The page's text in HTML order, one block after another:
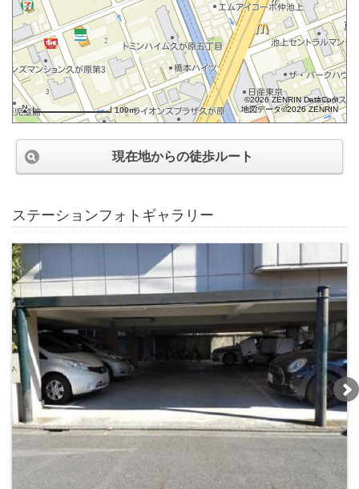
100m
©2026 ZENRIN DataCom
地図データ©2026 ZENRIN
現在地からの徒歩ルート
ステーションフォトギャラリー